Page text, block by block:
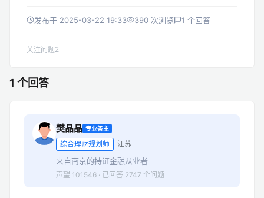
发布于 2025-03-22 19:33 390 次浏览 1 个回答
关注问题2
1 个回答
樊晶晶 专业答主
综合理财规划师 江苏
来自南京的持证金融从业者
声望 101546 · 已回答 2747 个问题